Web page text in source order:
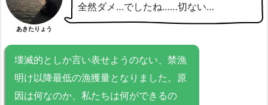
あきたりょう
全然ダメ…でしたね……切ない…
壊滅的としか言い表せようのない、禁漁
明け以降最低の漁獲量となりました。原
因は何なのか、私たちは何ができるの